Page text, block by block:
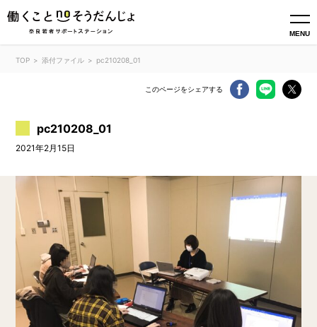
MENU
TOP 添付ファイル pc210208_01
このページをシェアする
pc210208_01
2021年2月15日